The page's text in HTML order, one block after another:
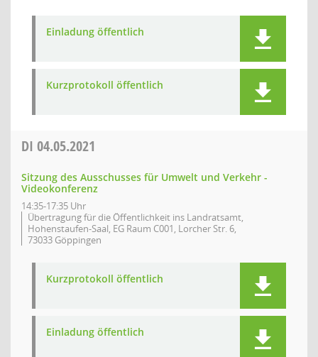
Einladung öffentlich
Kurzprotokoll öffentlich
DI 04.05.2021
Sitzung des Ausschusses für Umwelt und Verkehr -
Videokonferenz
14:35-17:35 Uhr
Übertragung für die Öffentlichkeit ins Landratsamt,
Hohenstaufen-Saal, EG Raum C001, Lorcher Str. 6,
73033 Göppingen
Kurzprotokoll öffentlich
Einladung öffentlich